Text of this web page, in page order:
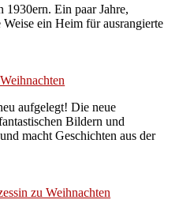
Ein paar Jahre,
ein Heim für ausrangierte
aufgelegt! Die neue
Bildern und
macht Geschichten aus der
zu Weihnachten